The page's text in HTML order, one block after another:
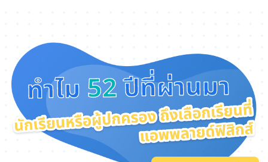
ทำไม 52ปีที่ผ่านมา